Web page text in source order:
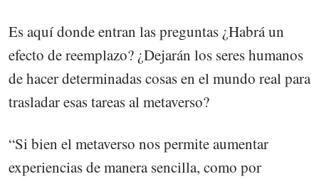
Es aquí donde entran las preguntas ¿Habrá un
efecto de reemplazo? ¿Dejarán los seres humanos
de hacer determinadas cosas en el mundo real para
trasladar esas tareas al metaverso?
“Si bien el metaverso nos permite aumentar
experiencias de manera sencilla, como por